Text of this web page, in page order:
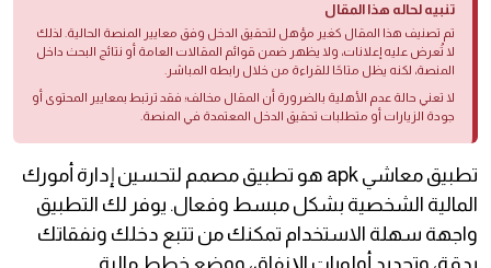
تنبيه لحاله هذا المقال
تم تصنيف هذا المقال كغير مؤهل لتحقيق الدخل وفق معايير المنصة الحالية. لذلك
لا تُعرض عليه إعلانات، ولا يظهر ضمن قوائم المقالات العامة أو نتائج البحث داخل
المنصة، لكنه يظل متاحًا للقراءة من خلال رابطه المباشر.
لا تعني حالة عدم الأهلية بالضرورة أن المقال مخالف؛ فقد ترتبط بمعايير المحتوى أو
جودة الزيارات أو متطلبات تحقيق الدخل المعتمدة في المنصة.
تطبيق معاشي apk هو تطبيق مصمم لتحسين إدارة أمورك
المالية الشخصية بشكل مبسط وفعال. يوفر لك التطبيق
واجهة سهلة الاستخدام تمكنك من تتبع دخلك ونفقاتك
بدقة، وتحديد أولويات الإنفاق، ووضع خطط مالية